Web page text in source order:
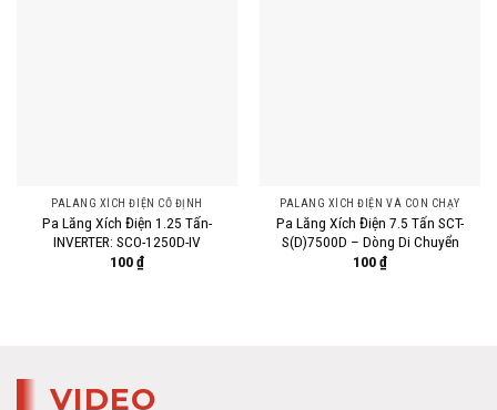
PALANG XÍCH ĐIỆN CỐ ĐỊNH
Pa Lăng Xích Điện 1.25 Tấn-
INVERTER: SCO-1250D-IV
100₫
PALANG XÍCH ĐIỆN VÀ CON CHẠY
Pa Lăng Xích Điện 7.5 Tấn SCT-
S(D)7500D – Dòng Di Chuyển
100₫
VIDEO